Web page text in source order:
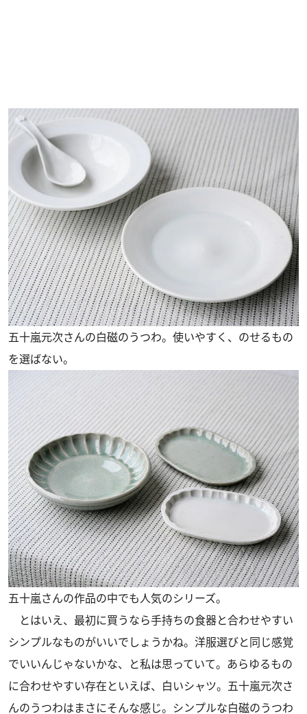
五十嵐元次さんの白磁のうつわ。使いやすく、のせるもの
を選ばない。
五十嵐さんの作品の中でも人気のシリーズ。
とはいえ、最初に買うなら手持ちの食器と合わせやすい
シンプルなものがいいでしょうかね。洋服選びと同じ感覚
でいいんじゃないかな、と私は思っていて。あらゆるもの
に合わせやすい存在といえば、白いシャツ。五十嵐元次さ
んのうつわはまさにそんな感じ。シンプルな白磁のうつわ